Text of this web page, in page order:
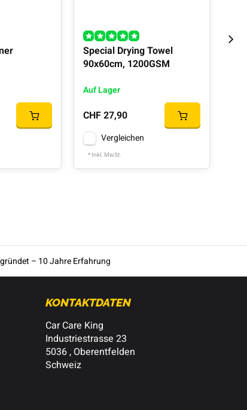
Special Drying Towel
90x60cm, 1200GSM
Auf Lager
CHF 27,90
Vergleichen
* Inkl. MwSt.
– 10 Jahre Erfahrung
KONTAKTDATEN
Car Care King
Industriestrasse 23
5036 , Oberentfelden
Schweiz